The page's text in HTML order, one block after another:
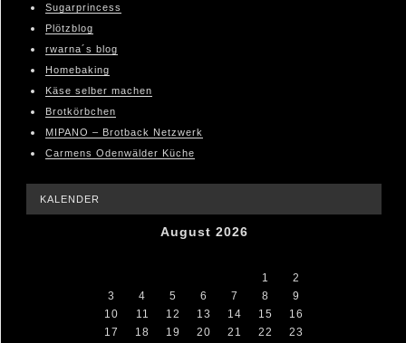
Sugarprincess
Plötzblog
rwarna´s blog
Homebaking
Käse selber machen
Brotkörbchen
MIPANO – Brotback Netzwerk
Carmens Odenwälder Küche
KALENDER
August 2026
1
2
3
4 5 6 7 8
9
10
11 12 13 14 15
16
17
18 19 20 21 22
23